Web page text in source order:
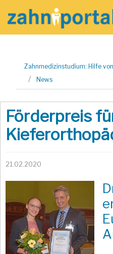
springen
Zahnmedizinstudium: Hilfe
News
Förderpreis
21.02.2020